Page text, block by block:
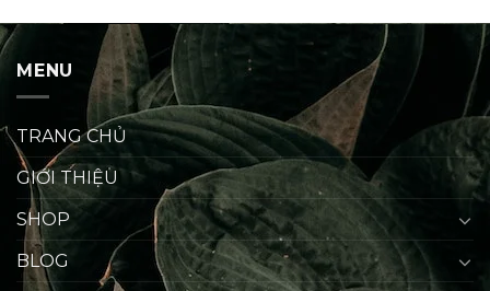
MENU
TRANG CHỦ
GIỚI THIỆU
SHOP
BLOG